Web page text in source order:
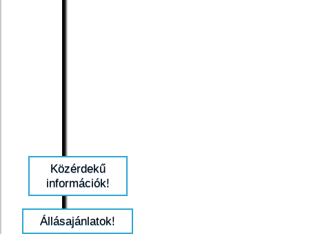
Közérdekű
információk!
Állásajánlatok!